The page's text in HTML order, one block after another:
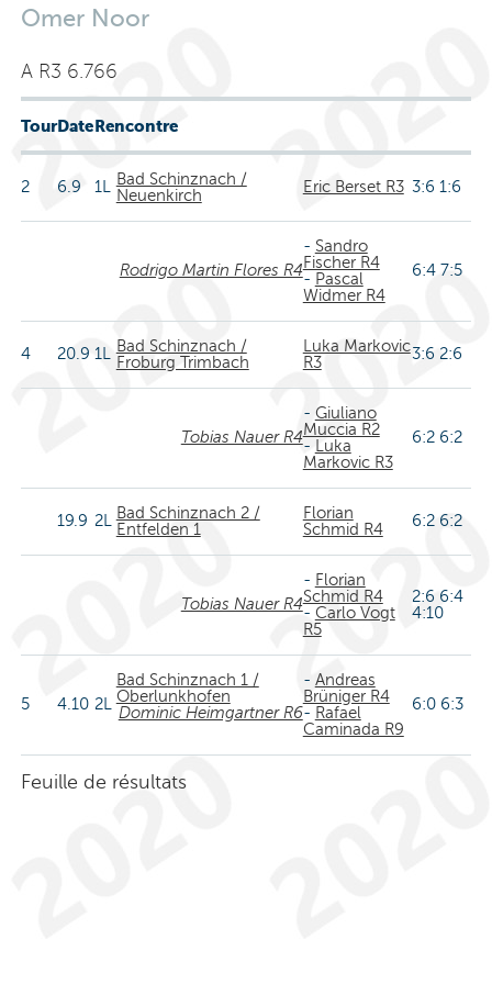
Omer Noor
A R3 6.766
TourDateRencontre
2 6.9 1L
Bad Schinznach /
Neuenkirch
Eric Berset R3 3:6 1:6
Rodrigo Martin Flores R4
- Sandro
Fischer R4
- Pascal
Widmer R4
6:4 7:5
4 20.9 1L
Bad Schinznach /
Froburg Trimbach
Luka Markovic
R3
3:6 2:6
Tobias Nauer R4
- Giuliano
Muccia R2
-
Luka
Markovic R3
6:2 6:2
19.9 2LBad Schinznach 2 /
Entfelden 1
Florian
Schmid R4
6:2 6:2
Tobias Nauer R4
- Florian
Schmid R4
- Carlo Vogt
R5
2:6 6:4
4:10
5 4.10 2L
Bad Schinznach 1 /
Oberlunkhofen
Dominic Heimgartner R6
- Andreas
Brüniger R4
- Rafael
Caminada R9
6:0 6:3
Feuille de résultats